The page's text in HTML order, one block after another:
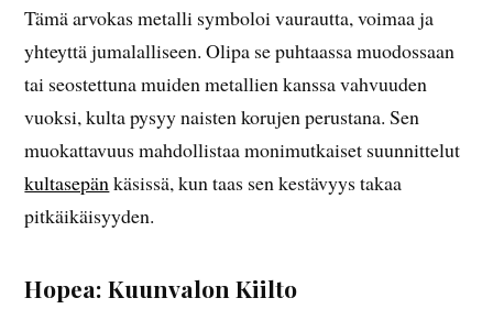
Tämä arvokas metalli symboloi vaurautta, voimaa ja
yhteyttä jumalalliseen. Olipa se puhtaassa muodossaan
tai seostettuna muiden metallien kanssa vahvuuden
vuoksi, kulta pysyy naisten korujen perustana. Sen
muokattavuus mahdollistaa monimutkaiset suunnittelut
kultasepänkäsissä, kun taas sen kestävyys takaa
pitkäikäisyyden.
Hopea: Kuunvalon Kiilto